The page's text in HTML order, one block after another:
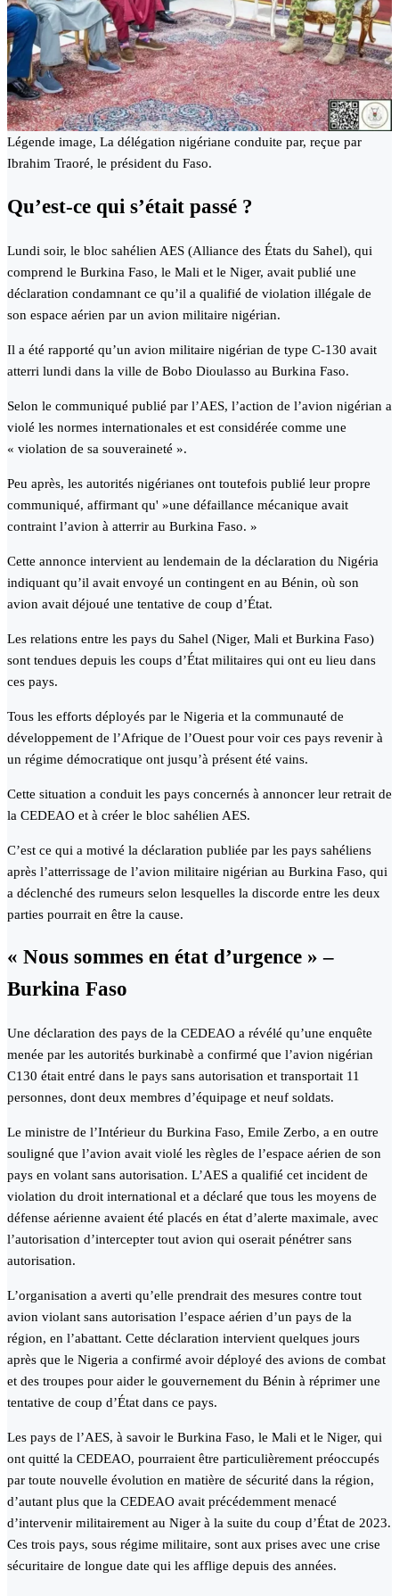
Légende image, La délégation nigériane conduite par, reçue par
Ibrahim Traoré, le président du Faso.
Qu’est-ce qui s’était passé ?
Lundi soir, le bloc sahélien AES (Alliance des États du Sahel), qui
comprend le Burkina Faso, le Mali et le Niger, avait publié une
déclaration condamnant ce qu’il a qualifié de violation illégale de
son espace aérien par un avion militaire nigérian.
Il a été rapporté qu’un avion militaire nigérian de type C-130 avait
atterri lundi dans la ville de Bobo Dioulasso au Burkina Faso.
Selon le communiqué publié par l’AES, l’action de l’avion nigérian a
violé les normes internationales et est considérée comme une
« violation de sa souveraineté ».
Peu après, les autorités nigérianes ont toutefois publié leur propre
communiqué, affirmant qu' »une défaillance mécanique avait
contraint l’avion à atterrir au Burkina Faso. »
Cette annonce intervient au lendemain de la déclaration du Nigéria
indiquant qu’il avait envoyé un contingent en au Bénin, où son
avion avait déjoué une tentative de coup d’État.
Les relations entre les pays du Sahel (Niger, Mali et Burkina Faso)
sont tendues depuis les coups d’État militaires qui ont eu lieu dans
ces pays.
Tous les efforts déployés par le Nigeria et la communauté de
développement de l’Afrique de l’Ouest pour voir ces pays revenir à
un régime démocratique ont jusqu’à présent été vains.
Cette situation a conduit les pays concernés à annoncer leur retrait de
la CEDEAO et à créer le bloc sahélien AES.
C’est ce qui a motivé la déclaration publiée par les pays sahéliens
après l’atterrissage de l’avion militaire nigérian au Burkina Faso, qui
a déclenché des rumeurs selon lesquelles la discorde entre les deux
parties pourrait en être la cause.
« Nous sommes en état d’urgence » –
Burkina Faso
Une déclaration des pays de la CEDEAO a révélé qu’une enquête
menée par les autorités burkinabè a confirmé que l’avion nigérian
C130 était entré dans le pays sans autorisation et transportait 11
personnes, dont deux membres d’équipage et neuf soldats.
Le ministre de l’Intérieur du Burkina Faso, Emile Zerbo, a en outre
souligné que l’avion avait violé les règles de l’espace aérien de son
pays en volant sans autorisation. L’AES a qualifié cet incident de
violation du droit international et a déclaré que tous les moyens de
défense aérienne avaient été placés en état d’alerte maximale, avec
l’autorisation d’intercepter tout avion qui oserait pénétrer sans
autorisation.
L’organisation a averti qu’elle prendrait des mesures contre tout
avion violant sans autorisation l’espace aérien d’un pays de la
région, en l’abattant. Cette déclaration intervient quelques jours
après que le Nigeria a confirmé avoir déployé des avions de combat
et des troupes pour aider le gouvernement du Bénin à réprimer une
tentative de coup d’État dans ce pays.
Les pays de l’AES, à savoir le Burkina Faso, le Mali et le Niger, qui
ont quitté la CEDEAO, pourraient être particulièrement préoccupés
par toute nouvelle évolution en matière de sécurité dans la région,
d’autant plus que la CEDEAO avait précédemment menacé
d’intervenir militairement au Niger à la suite du coup d’État de 2023.
Ces trois pays, sous régime militaire, sont aux prises avec une crise
sécuritaire de longue date qui les afflige depuis des années.